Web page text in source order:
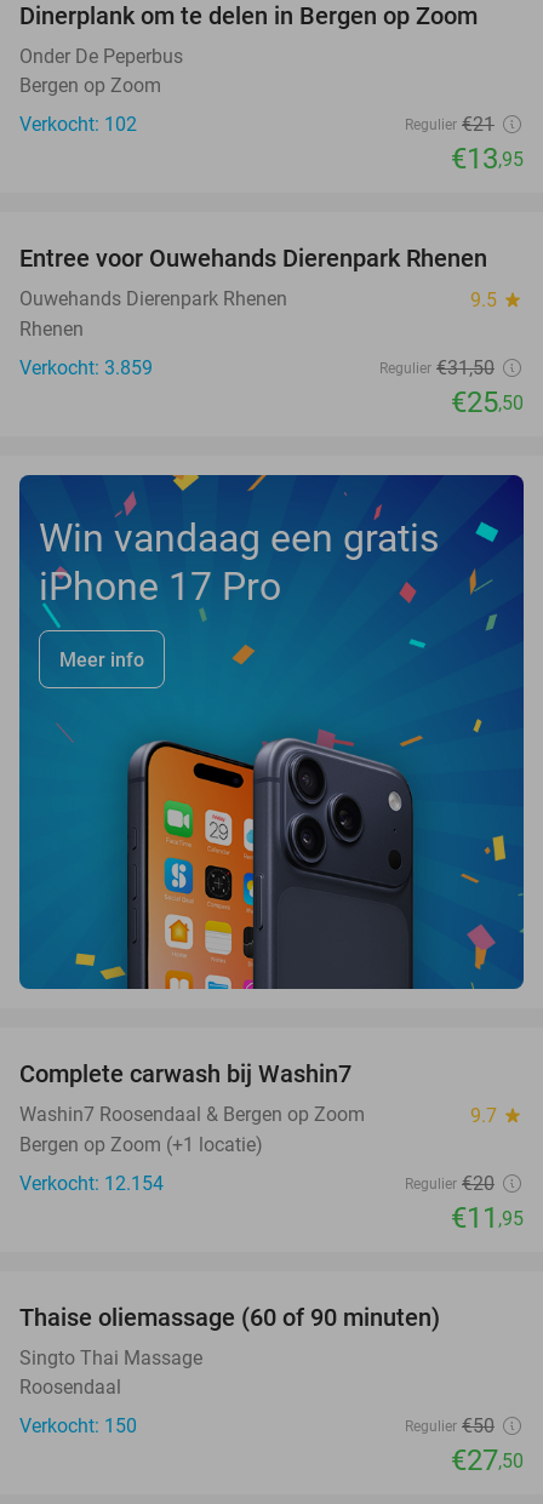
34%
NEW
TODAY
Dinerplank om te delen in Bergen op Zoom
Onder De Peperbus
Bergen op Zoom
Verkocht: 102
Regulier €21
€13,95
19%
Entree voor Ouwehands Dierenpark Rhenen
Ouwehands Dierenpark Rhenen 9.5 star
Rhenen
Verkocht: 3.859
Regulier €31,50
€25,50
Win vandaag een gratis
iPhone 17 Pro
Meer info
Complete carwash bij Washin7
Washin7 Roosendaal & Bergen op Zoom 9.7 star
Bergen op Zoom (+1 locatie)
Verkocht: 12.154
Regulier €20
€11 ,95
OUT
Thaise oliemassage (60 of 90 minuten)
Singto Thai Massage
Roosendaal
Verkocht: 150
Regulier €50
€27,50